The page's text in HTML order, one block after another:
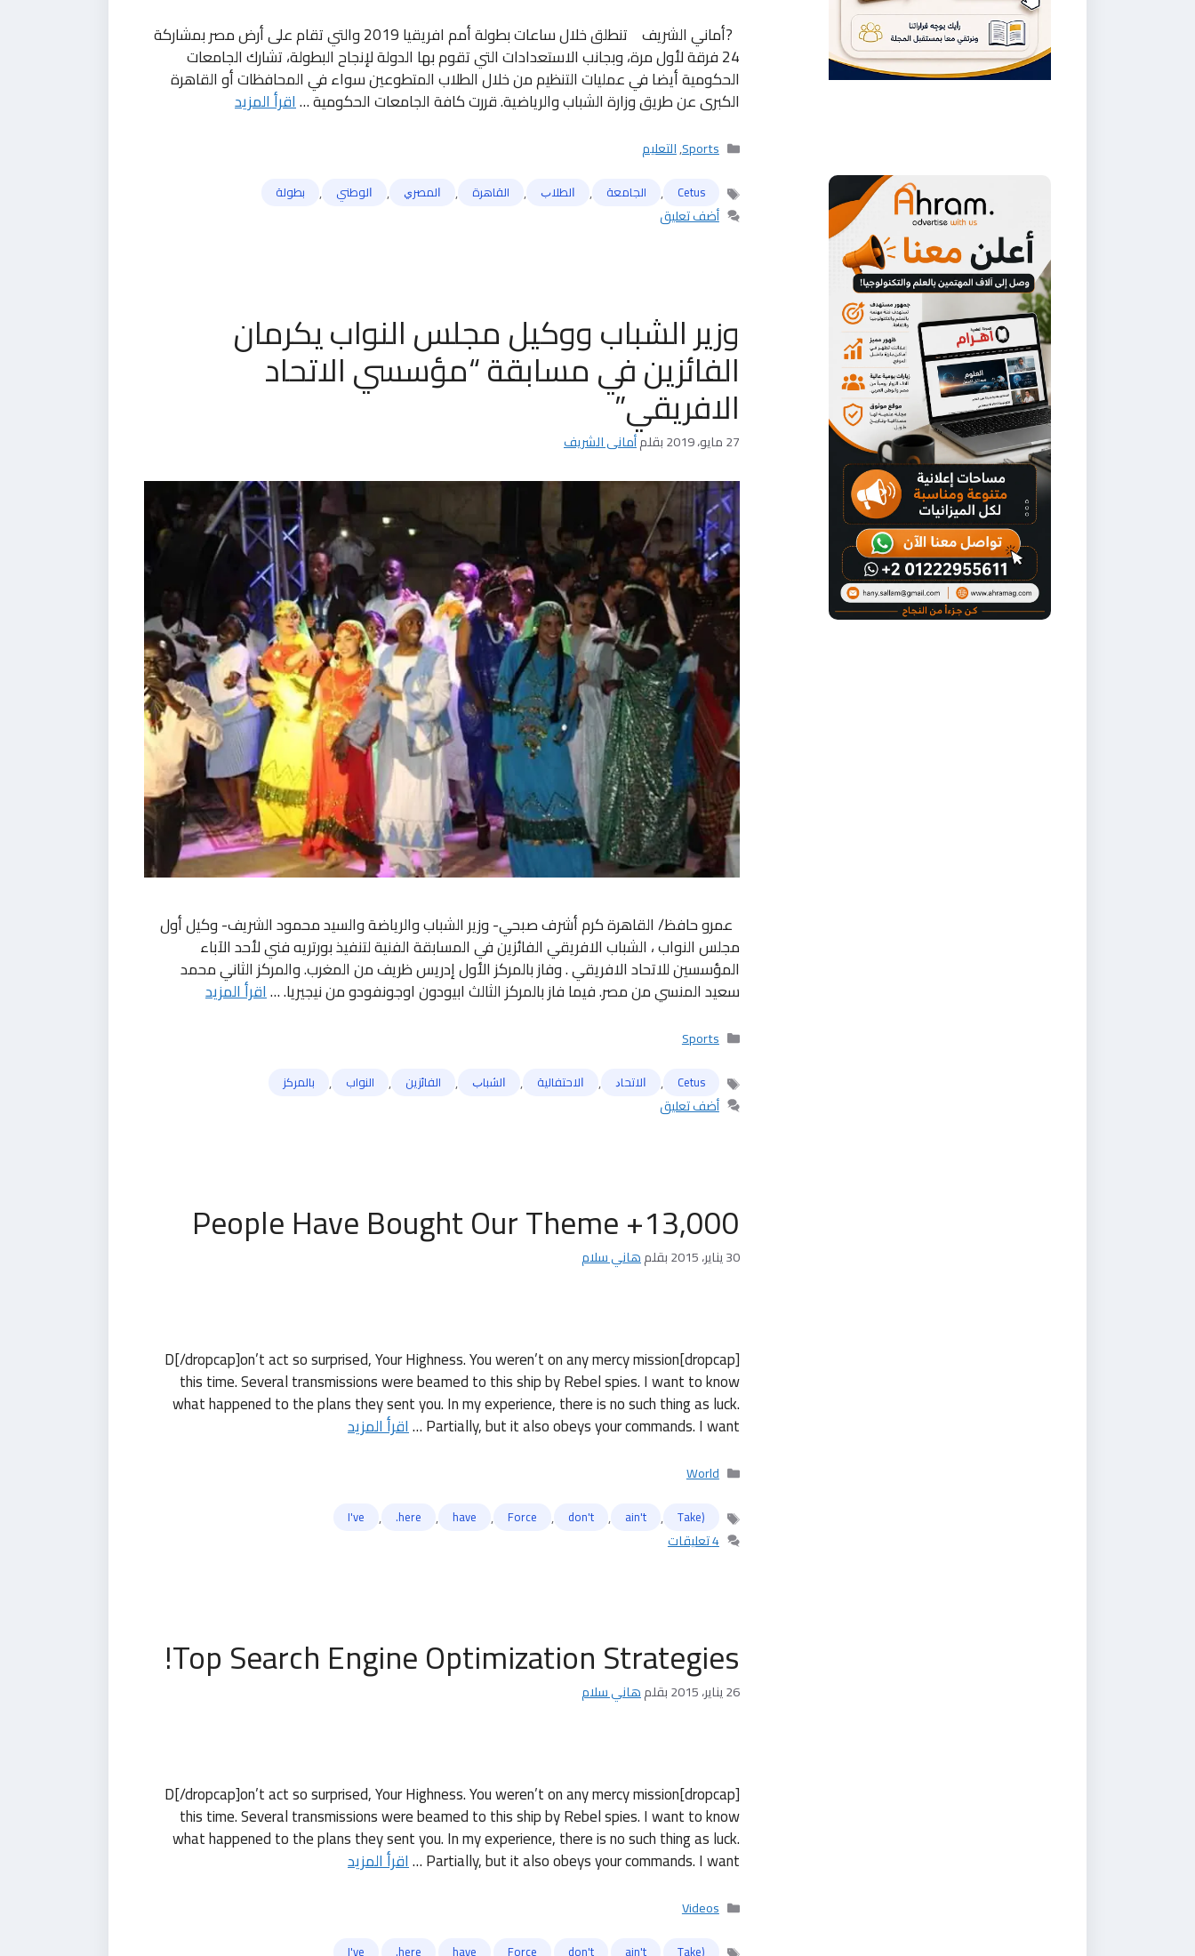
⁦?️⁩أماني الشريف تنطلق خلال ساعات بطولة أمم افريقيا 2019 والتي تقام على أرض مصر بمشاركة
24 فرقة لأول مرة، وبجانب الاستعدادات التي تقوم بها الدولة لإنجاح البطولة، تشارك الجامعات
الحكومية أيضا في عمليات التنظيم من خلال الطلاب المتطوعين سواء في المحافظات أو القاهرة
الكبرى عن طريق وزارة الشباب والرياضية. قررت كافة الجامعات الحكومية …اقرأ المزيد
التصنيفات
Sports
,التعليم
الوسومCetus
, الجامعة , ﺍﻟﻄﻼﺏ , القاهرة , ﺍﻟﻤﺼﺮﻱ , ﺍﻟﻮﻃﻨﻲ , بطولة
أضف تعليق
وزير الشباب ووكيل مجلس النواب يكرمان
الفائزين في مسابقة “مؤسسي الاتحاد
الافريقي”
27 مايو، 2019 بقلمأمانى الشريف
عمرو حافظ/ القاهرة كرم أشرف صبحي- وزير الشباب والرياضة والسيد محمود الشريف- وكيل أول
مجلس النواب ، الشباب الافريقي الفائزين في المسابقة الفنية لتنفيذ بورتريه فني لأحد الآباء
المؤسسين للاتحاد الافريقي . وفاز بالمركز الأول إدريس ظريف من المغرب. والمركز الثاني محمد
سعيد المنسي من مصر. فيما فاز بالمركز الثالث ابيودون اوجونفودو من نيجيريا. …اقرأ المزيد
التصنيفات
Sports
الوسومCetus
, ﺍﻻﺗﺤﺎﺩ , ﺍﻻﺣﺘﻔﺎﻟﻴﺔ , ﺍﻟﺸﺒﺎﺏ , الفائزين , النواب , بالمركز
أضف تعليق
13,000+ People Have Bought Our Theme
30 يناير، 2015 بقلمهاني سلام
[dropcap]D[/dropcap]on’t act so surprised, Your Highness. You weren’t on any mercy mission
this time. Several transmissions were beamed to this ship by Rebel spies. I want to know
what happened to the plans they sent you. In my experience, there is no such thing as luck.
Partially, but it also obeys your commands. I want … اقرأ المزيد
التصنيفات
World
الوسوم
(Take
,
ain't
,
don't
,
Force
,
have
,
here.
,
I've
4 تعليقات
Top Search Engine Optimization Strategies!
26 يناير، 2015 بقلمهاني سلام
[dropcap]D[/dropcap]on’t act so surprised, Your Highness. You weren’t on any mercy mission
this time. Several transmissions were beamed to this ship by Rebel spies. I want to know
what happened to the plans they sent you. In my experience, there is no such thing as luck.
Partially, but it also obeys your commands. I want … اقرأ المزيد
التصنيفات
Videos